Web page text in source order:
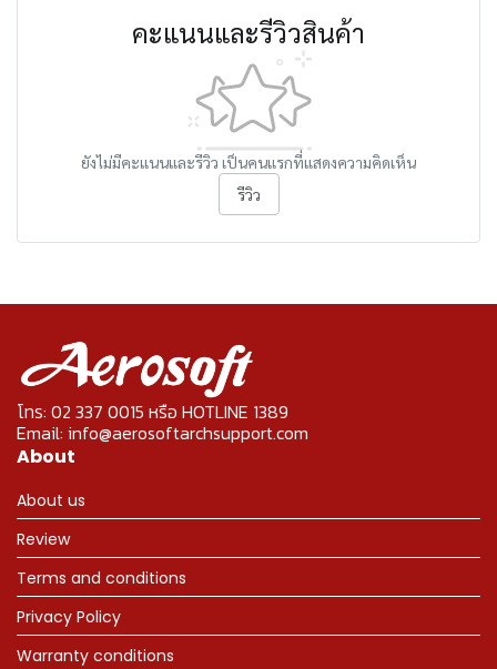
คะแนนและรีวิวสินค้า
ยังไม่มีคะแนนและรีวิว เป็นคนแรกที่แสดงความคิดเห็น
รีวิว
โทร: 02 337 0015 หรือ HOTLINE 1389
Email: info@aerosoftarchsupport.com
About
About us
Review
Terms and conditions
Privacy Policy
Warranty conditions